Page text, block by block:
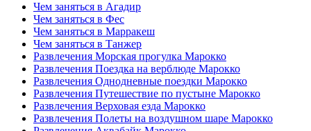
Чем заняться в Агадир
Чем заняться в Фес
Чем заняться в Марракеш
Чем заняться в Танжер
Развлечения Морская прогулка Марокко
Развлечения Поездка на верблюде Марокко
Развлечения Однодневные поездки Марокко
Развлечения Путешествие по пустыне Марокко
Развлечения Верховая езда Марокко
Развлечения Полеты на воздушном шаре Марокко